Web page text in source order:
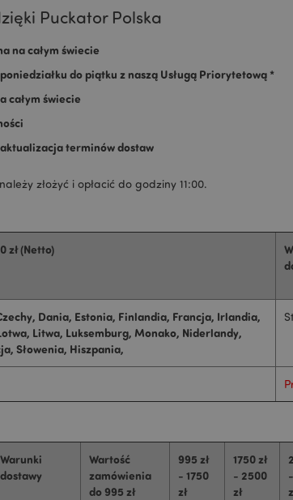
Puckator Polska
na całym świecie
do piątku z naszą Usługą Priorytetową *
całym świecie
terminów dostaw
złożyć i opłacić do godziny 11:00.
zł (Netto)
Dania, Estonia, Finlandia, Francja, Irlandia,
Litwa, Luksemburg, Monako, Niderlandy,
Słowenia, Hiszpania,
Warunki
dostawy
Wartość
zamówienia
do 995 zł
995 zł
- 1750
zł
1750 zł
- 2500
zł